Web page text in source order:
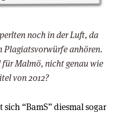
noch in der Luft, da
Plagiatsvorwürfe anhören.
für Malmö, nicht genau wie
von 2012?
“BamS” diesmal sogar